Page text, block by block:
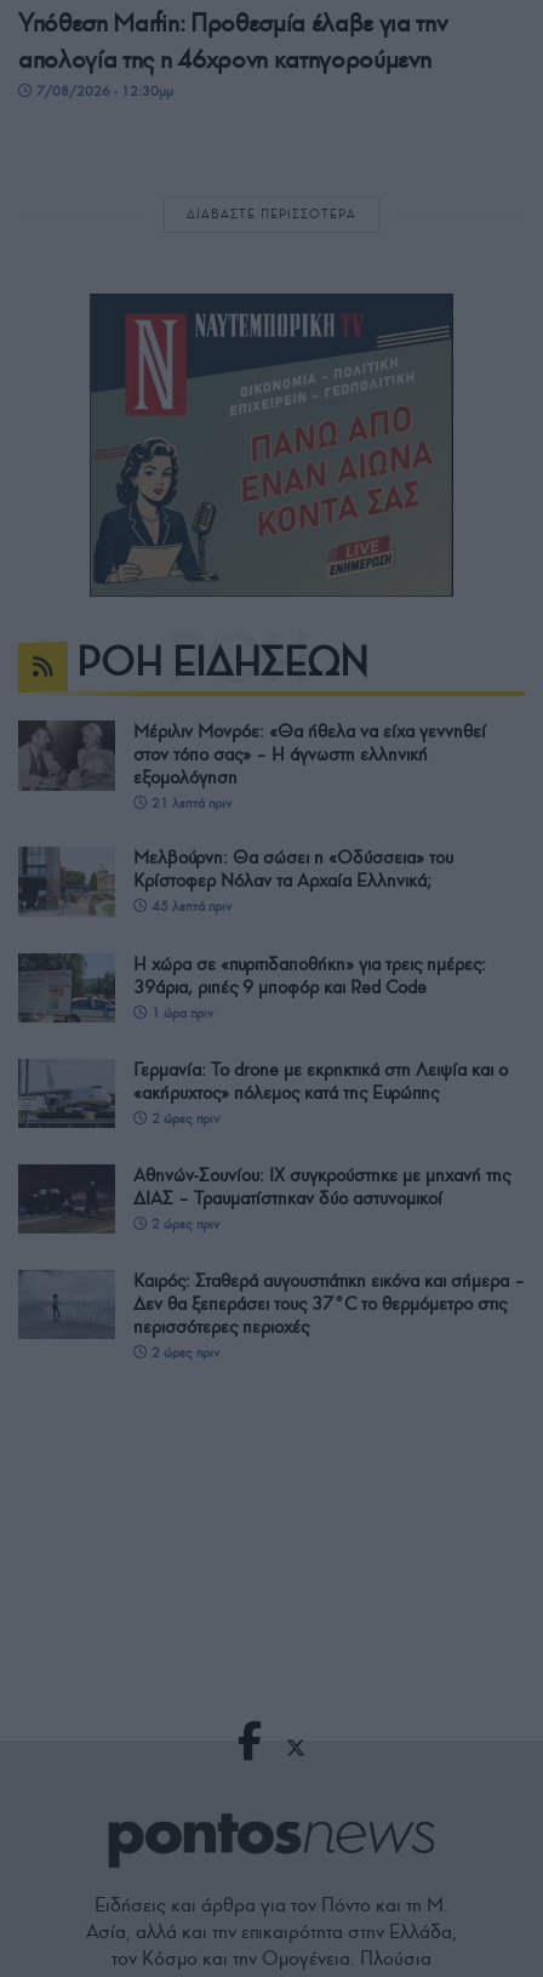
Υπόθεση Marfin: Προθεσμία έλαβε για την
απολογία της η 46χρονη κατηγορούμενη
7/08/2026 - 12:30μμ
ΔΙΑΒΑΣΤΕ ΠΕΡΙΣΣΟΤΕΡΑ
ΡΟΗ ΕΙΔΗΣΕΩΝ
Μέριλιν Μονρόε: «Θα ήθελα να είχα γεννηθεί
στον τόπο σας» – Η άγνωστη ελληνική
εξομολόγηση
21 λεπτά πριν
Μελβούρνη: Θα σώσει η «Οδύσσεια» του
Κρίστοφερ Νόλαν τα Αρχαία Ελληνικά;
45 λεπτά πριν
Η χώρα σε «πυριτιδαποθήκη» για τρεις ημέρες:
39άρια, ριπές 9 μποφόρ και Red Code
1 ώρα πριν
Γερμανία: Το drone με εκρηκτικά στη Λειψία και ο
«ακήρυχτος» πόλεμος κατά της Ευρώπης
2 ώρες πριν
Αθηνών-Σουνίου: ΙΧ συγκρούστηκε με μηχανή της
ΔΙΑΣ – Τραυματίστηκαν δύο αστυνομικοί
2 ώρες πριν
Καιρός: Σταθερά αυγουστιάτικη εικόνα και σήμερα –
Δεν θα ξεπεράσει τους 37°C το θερμόμετρο στις
περισσότερες περιοχές
2 ώρες πριν
Ειδήσεις και άρθρα για τον Πόντο και τη Μ.
Ασία, αλλά και την επικαιρότητα στην Ελλάδα,
τον Κόσμο και την Ομογένεια. Πλούσια